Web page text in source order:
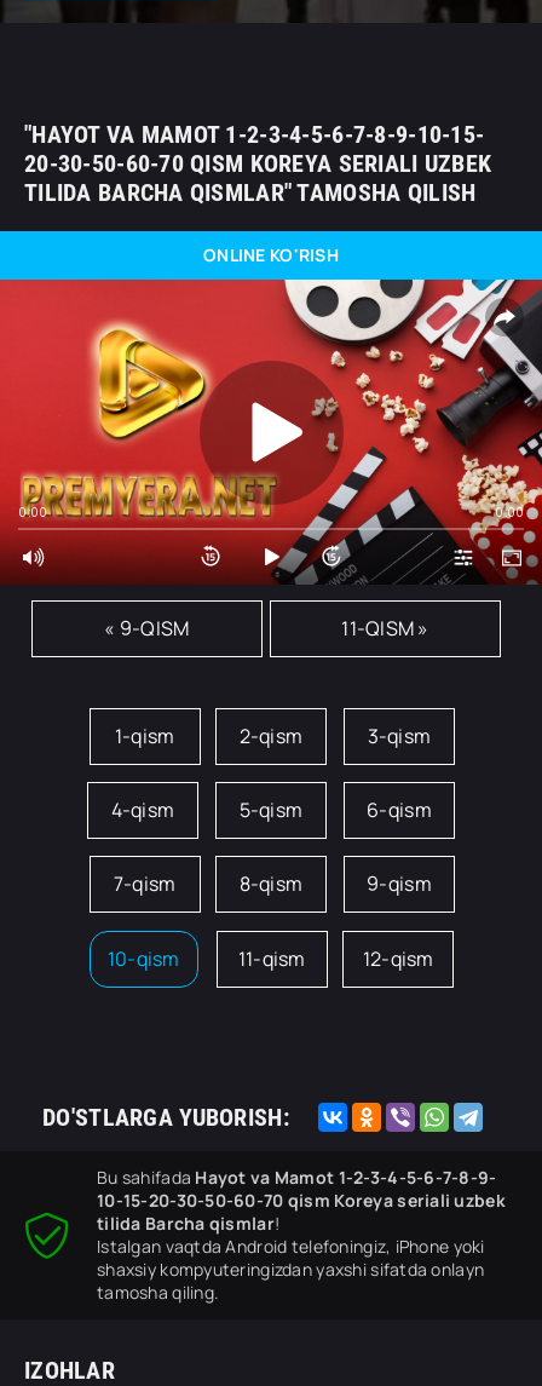
"HAYOT VA MAMOT 1-2-3-4-5-6-7-8-9-10-15-
20-30-50-60-70 QISM KOREYA SERIALI UZBEK
TILIDA BARCHA QISMLAR" TAMOSHA QILISH
ONLINE KO'RISH
0:00 0:00
« 9-QISM 11-QISM »
1-qism 2-qism 3-qism
4-qism 5-qism 6-qism
7-qism 8-qism 9-qism
10-qism 11-qism 12-qism
DO'STLARGA YUBORISH:
Bu sahifada Hayot va Mamot 1-2-3-4-5-6-7-8-9-
10-15-20-30-50-60-70 qism Koreya seriali uzbek
tilida Barcha qismlar!
Istalgan vaqtda Android telefoningiz, iPhone yoki
shaxsiy kompyuteringizdan yaxshi sifatda onlayn
tamosha qiling.
IZOHLAR